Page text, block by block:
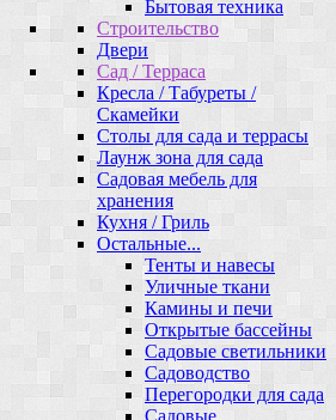
Бытовая техника
Строительство
Двери
Сад / Терраса
Кресла / Табуреты /
Скамейки
Столы для сада и террасы
Лаунж зона для сада
Садовая мебель для
хранения
Кухня / Гриль
Остальные...
Тенты и навесы
Уличные ткани
Камины и печи
Открытые бассейны
Садовые светильники
Садоводство
Перегородки для сада
Садовые